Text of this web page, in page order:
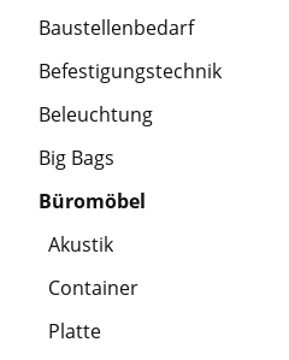
Baustellenbedarf
Befestigungstechnik
Beleuchtung
Big Bags
Büromöbel
Akustik
Container
Platte